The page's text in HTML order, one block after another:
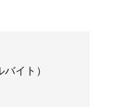
イト）